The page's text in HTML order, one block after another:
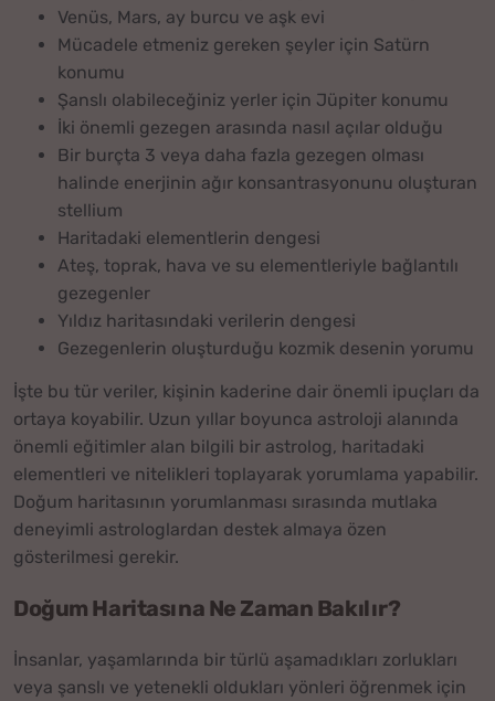
Venüs, Mars, ay burcu ve aşk evi
Mücadele etmeniz gereken şeyler için Satürn
konumu
Şanslı olabileceğiniz yerler için Jüpiter konumu
İki önemli gezegen arasında nasıl açılar olduğu
Bir burçta 3 veya daha fazla gezegen olması
halinde enerjinin ağır konsantrasyonunu oluşturan
stellium
Haritadaki elementlerin dengesi
Ateş, toprak, hava ve su elementleriyle bağlantılı
gezegenler
Yıldız haritasındaki verilerin dengesi
Gezegenlerin oluşturduğu kozmik desenin yorumu
İşte bu tür veriler, kişinin kaderine dair önemli ipuçları da
ortaya koyabilir. Uzun yıllar boyunca astroloji alanında
önemli eğitimler alan bilgili bir astrolog, haritadaki
elementleri ve nitelikleri toplayarak yorumlama yapabilir.
Doğum haritasının yorumlanması sırasında mutlaka
deneyimli astrologlardan destek almaya özen
gösterilmesi gerekir.
Doğum Haritasına Ne Zaman Bakılır?
İnsanlar, yaşamlarında bir türlü aşamadıkları zorlukları
veya şanslı ve yetenekli oldukları yönleri öğrenmek için